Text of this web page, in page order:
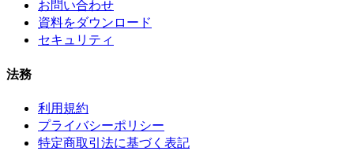
お問い合わせ
資料をダウンロード
セキュリティ
法務
利用規約
プライバシーポリシー
特定商取引法に基づく表記